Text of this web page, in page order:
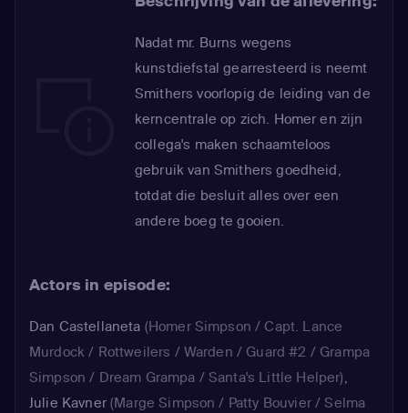
Nadat mr. Burns wegens
kunstdiefstal gearresteerd is neemt
Smithers voorlopig de leiding van de
kerncentrale op zich. Homer en zijn
collega's maken schaamteloos
gebruik van Smithers goedheid,
totdat die besluit alles over een
andere boeg te gooien.
Actors in episode:
Dan Castellaneta (Homer Simpson / Capt. Lance
Murdock / Rottweilers / Warden / Guard #2 / Grampa
Simpson / Dream Grampa / Santa's Little Helper),
Julie Kavner(Marge Simpson / Patty Bouvier / Selma